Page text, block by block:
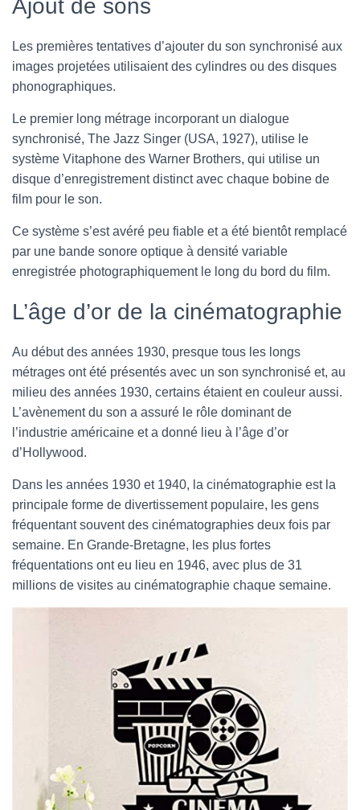
Ajout de sons
Les premières tentatives d’ajouter du son synchronisé aux
images projetées utilisaient des cylindres ou des disques
phonographiques.
Le premier long métrage incorporant un dialogue
synchronisé, The Jazz Singer (USA, 1927), utilise le
système Vitaphone des Warner Brothers, qui utilise un
disque d’enregistrement distinct avec chaque bobine de
film pour le son.
Ce système s’est avéré peu fiable et a été bientôt remplacé
par une bande sonore optique à densité variable
enregistrée photographiquement le long du bord du film.
L’âge d’or de la cinématographie
Au début des années 1930, presque tous les longs
métrages ont été présentés avec un son synchronisé et, au
milieu des années 1930, certains étaient en couleur aussi.
L’avènement du son a assuré le rôle dominant de
l’industrie américaine et a donné lieu à l’âge d’or
d’Hollywood.
Dans les années 1930 et 1940, la cinématographie est la
principale forme de divertissement populaire, les gens
fréquentant souvent des cinématographies deux fois par
semaine. En Grande-Bretagne, les plus fortes
fréquentations ont eu lieu en 1946, avec plus de 31
millions de visites au cinématographie chaque semaine.